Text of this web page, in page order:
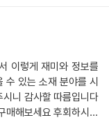
욱 더 노력하는 자세
.
그마한 행복과 아이
이렇게 재미와 정보를
수 있는 소재 분야를 시
니 감사할 따름입니다
매해보세요 후회하시지